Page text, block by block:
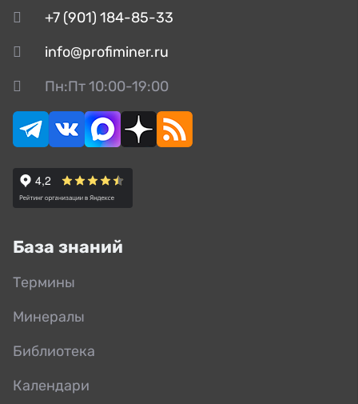
+7 (901) 184-85-33
info@profiminer.ru
Пн:Пт 10:00-19:00
База знаний
Термины
Минералы
Библиотека
Календари